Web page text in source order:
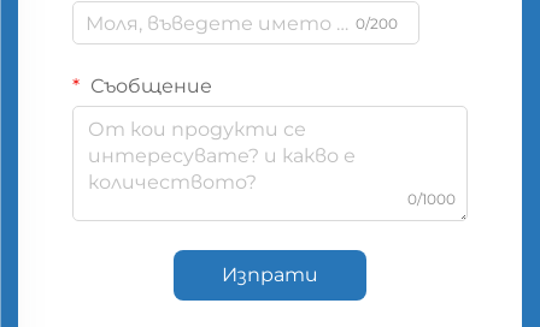
0/200
Съобщение
0/1000
Изпрати